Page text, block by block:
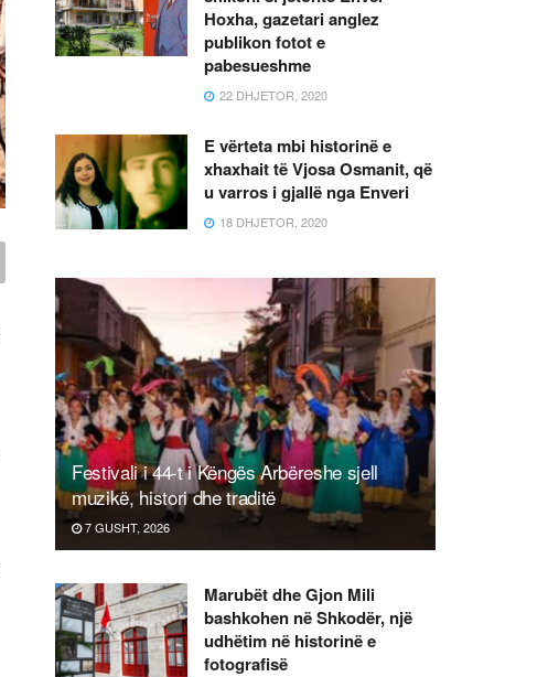
Hoxha, gazetari anglez
publikon fotot e
pabesueshme
22 DHJETOR, 2020
E vërteta mbi historinë e
xhaxhait të Vjosa Osmanit, që
u varros i gjallë nga Enveri
18 DHJETOR, 2020
Festivali i 44-t i Këngës Arbëreshe sjell
muzikë, histori dhe traditë
7 GUSHT, 2026
Marubët dhe Gjon Mili
bashkohen në Shkodër, një
udhëtim në historinë e
fotografisë